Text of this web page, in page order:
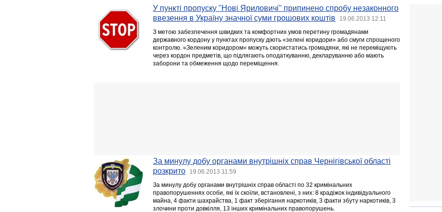
У пункті пропуску "Нові Яриловичі" припинено спробу незаконного
ввезення в Україну значної суми грошових коштів
19.06.2013 12:11
З метою забезпечення швидких та комфортних умов перетину громадянами
державного кордону у пунктах пропуску діють «зелені коридори» або смуги спрощеного
контролю. «Зеленим коридором» можуть скористатись громадяни, які не переміщують
через кордон предметів, що підлягають оподаткуванню, декларуванню або мають
заборони та обмеження щодо переміщення.
За минулу добу органами внутрішніх справ Чернігівської області
розкрито
19.06.2013 11:59
За минулу добу органами внутрішніх справ області по 32 кримінальних
правопорушеннях особи, які їх скоїли, встановлені, з них: 8 крадіжок індивідуального
майна, 4 факти шахрайства, 1 факт зберігання наркотиків, 3 факти збуту наркотиків, 3
злочини проти довкілля, 13 інших кримінальних правопорушень.